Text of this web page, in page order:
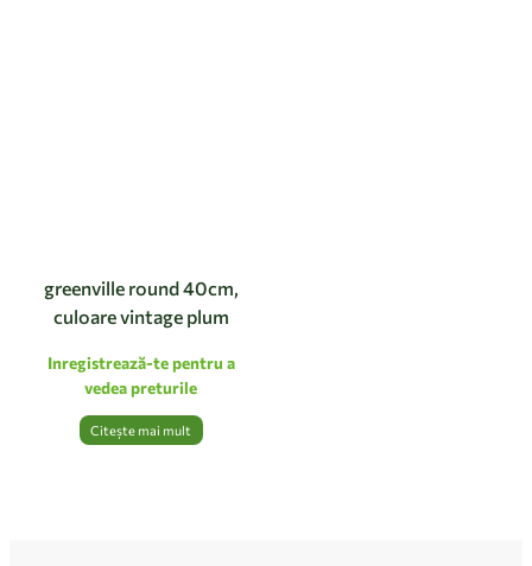
greenville round 40cm,
culoare vintage plum
Inregistrează-te pentru a
vedea preturile
Citește mai mult